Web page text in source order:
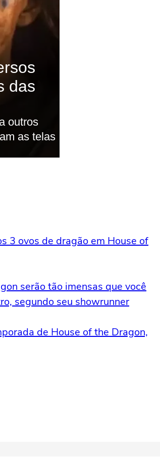
3 ovos de dragão em House of
serão tão imensas que você
segundo seu showrunner
de House of the Dragon,